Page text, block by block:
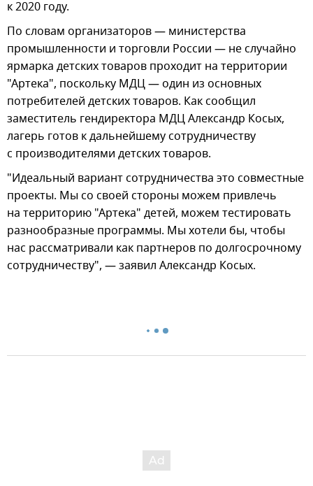
к 2020 году.
По словам организаторов — министерства
промышленности и торговли России — не случайно
ярмарка детских товаров проходит на территории
"Артека", поскольку МДЦ — один из основных
потребителей детских товаров. Как сообщил
заместитель гендиректора МДЦ Александр Косых,
лагерь готов к дальнейшему сотрудничеству
с производителями детских товаров.
"Идеальный вариант сотрудничества это совместные
проекты. Мы со своей стороны можем привлечь
на территорию "Артека" детей, можем тестировать
разнообразные программы. Мы хотели бы, чтобы
нас рассматривали как партнеров по долгосрочному
сотрудничеству", — заявил Александр Косых.